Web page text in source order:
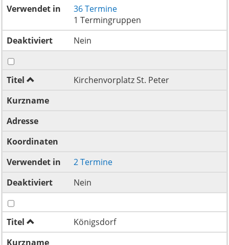
Verwendet in
36 Termine
1 Termingruppen
Deaktiviert
Nein
Titel
Kirchenvorplatz St. Peter
Kurzname
Adresse
Koordinaten
Verwendet in
2 Termine
Deaktiviert
Nein
Titel
Königsdorf
Kurzname